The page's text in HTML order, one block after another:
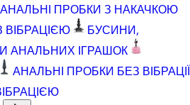
АНАЛЬНІ ПРОБКИ З НАКАЧКОЮ
ВІБРАЦІЄЮ
БУСИНИ,
АНАЛЬНИХ ІГРАШОК
АНАЛЬНІ ПРОБКИ БЕЗ ВІБРАЦІЇ